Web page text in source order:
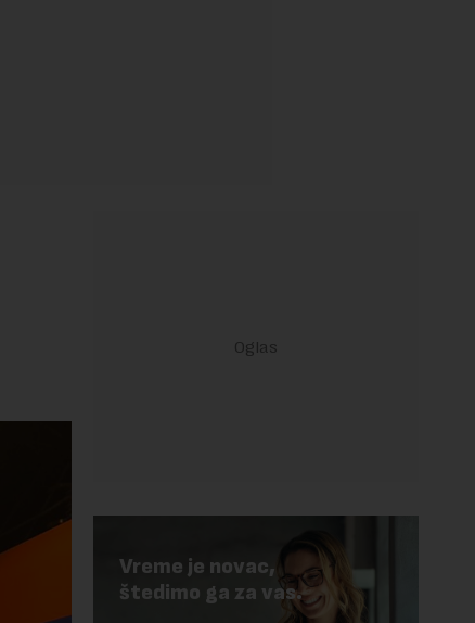
Vreme je novac,
štedimo ga za vas.